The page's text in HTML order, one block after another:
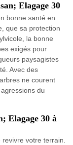
Elagage 30
bonne santé en
que sa protection
la bonne
exigés pour
paysagistes
Avec des
ne courent
du
Elagage 30 à
votre terrain.